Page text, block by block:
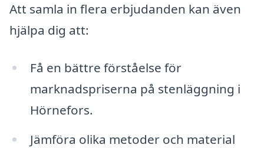
Att samla in flera erbjudanden kan även
hjälpa dig att:
Få en bättre förståelse för
marknadspriserna på stenläggning i
Hörnefors.
Jämföra olika metoder och material